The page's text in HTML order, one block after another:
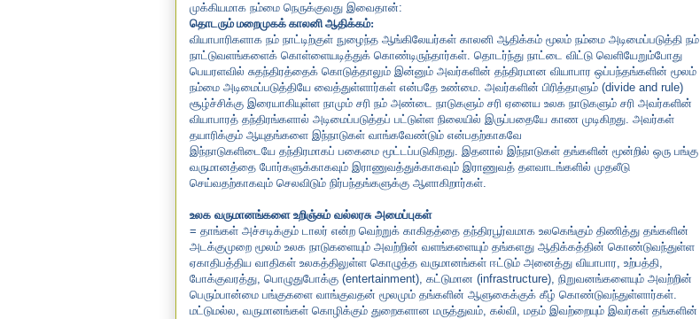
முக்கியமாக நம்மை நெருக்குவது இவைதான்:
தொடரும் மறைமுகக் காலனி ஆதிக்கம்:
வியாபாரிகளாக நம் நாட்டிற்குள் நுழைந்த ஆங்கிலேயர்கள் காலனி ஆதிக்கம் மூலம் நம்மை அடிமைப்படுத்தி நம்
நாட்டுவளங்களைக் கொள்ளையடித்துக் கொண்டிருந்தார்கள். தொடர்ந்து நாட்டை விட்டு வெளியேறும்போது
பெயரளவில் சுதந்திரத்தைக் கொடுத்தாலும் இன்னும் அவர்களின் தந்திரமான வியாபார ஒப்பந்தங்களின் மூலம்
நம்மை அடிமைப்படுத்தியே வைத்துள்ளார்கள் என்பதே உண்மை. அவர்களின் பிரித்தாளும் (divide and rule)
சூழ்ச்சிக்கு இரையாகியுள்ள நாமும் சரி நம் அண்டை நாடுகளும் சரி ஏனைய உலக நாடுகளும் சரி அவர்களின்
வியாபாரத் தந்திரங்களால் அடிமைப்படுத்தப் பட்டுள்ள நிலையில் இருப்பதையே காண முடிகிறது. அவர்கள்
தயாரிக்கும் ஆயுதங்களை இந்நாடுகள் வாங்கவேண்டும் என்பதற்காகவே
இந்நாடுகளிடையே தந்திரமாகப் பகைமை மூட்டப்படுகிறது. இதனால் இந்நாடுகள் தங்களின் மூன்றில் ஒரு பங்கு
வருமானத்தை போர்களுக்காகவும் இராணுவத்துக்காகவும் இராணுவத் தளவாடங்களில் முதலீடு
செய்வதற்காகவும் செலவிடும் நிர்பந்தங்களுக்கு ஆளாகிறார்கள்.
உலக வருமானங்களை உறிஞ்சும் வல்லரசு அமைப்புகள்
= தாங்கள் அச்சடிக்கும் டாலர் என்ற வெற்றுக் காகிதத்தை தந்திரபூர்வமாக உலகெங்கும் திணித்து தங்களின்
அடக்குமுறை மூலம் உலக நாடுகளையும் அவற்றின் வளங்களையும் தங்களது ஆதிக்கத்தின் கொண்டுவந்துள்ள
ஏகாதிபத்திய வாதிகள் உலகத்திலுள்ள கொழுத்த வருமானங்கள் ஈட்டும் அனைத்து வியாபார, உற்பத்தி,
போக்குவரத்து, பொழுதுபோக்கு (entertainment), கட்டுமான (infrastructure), நிறுவனங்களையும் அவற்றின்
பெரும்பான்மை பங்குகளை வாங்குவதன் மூலமும் தங்களின் ஆளுகைக்குக் கீழ் கொண்டுவந்துள்ளார்கள்.
மட்டுமல்ல, வருமானங்கள் கொழிக்கும் துறைகளான மருத்துவம், கல்வி, மதம் இவற்றையும் இவர்கள் தங்களின்